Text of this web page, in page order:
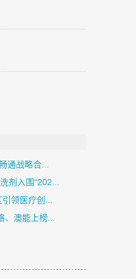
通战略合...
剂入围“202...
领医疗创...
澳能上榜...